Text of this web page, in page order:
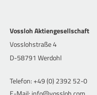
Vossloh Aktiengesellschaft
Vosslohstraße 4
D-58791 Werdohl
Telefon: +49 (0) 2392 52-0